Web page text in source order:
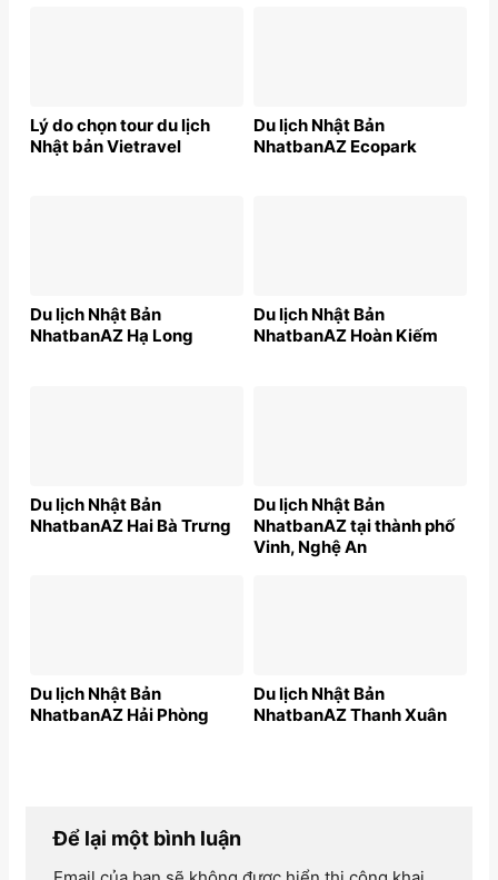
Lý do chọn tour du lịch
Nhật bản Vietravel
Du lịch Nhật Bản
NhatbanAZ Ecopark
Du lịch Nhật Bản
NhatbanAZ Hạ Long
Du lịch Nhật Bản
NhatbanAZ Hoàn Kiếm
Du lịch Nhật Bản
NhatbanAZ Hai Bà Trưng
Du lịch Nhật Bản
NhatbanAZ tại thành phố
Vinh, Nghệ An
Du lịch Nhật Bản
NhatbanAZ Hải Phòng
Du lịch Nhật Bản
NhatbanAZ Thanh Xuân
Để lại một bình luận